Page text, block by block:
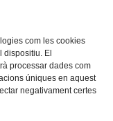
com les cookies
dispositiu. El
processar dades com
úniques en aquest
negativament certes